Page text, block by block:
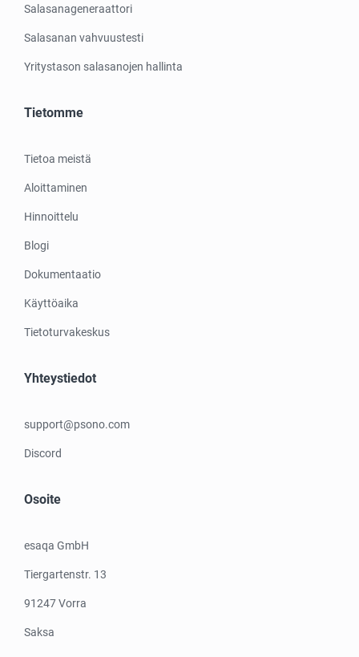
Salasanageneraattori
Salasanan vahvuustesti
Yritystason salasanojen hallinta
Tietomme
Tietoa meistä
Aloittaminen
Hinnoittelu
Blogi
Dokumentaatio
Käyttöaika
Tietoturvakeskus
Yhteystiedot
support@psono.com
Discord
Osoite
esaqa GmbH
Tiergartenstr. 13
91247 Vorra
Saksa